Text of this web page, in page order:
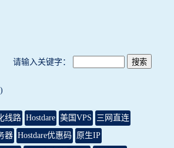
请输入关键字：
线路 Hostdare 美国VPS
三网直连
器 Hostdare优惠码 原生IP